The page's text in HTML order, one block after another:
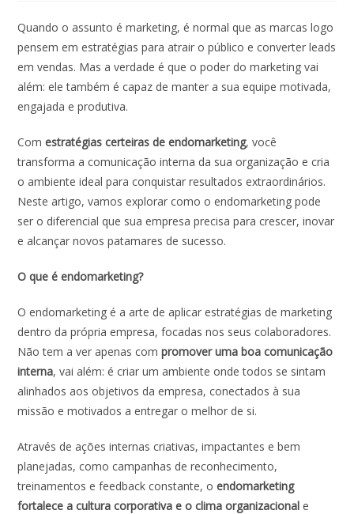
Quando o assunto é marketing, é normal que as marcas logo
pensem em estratégias para atrair o público e converter leads
em vendas. Mas a verdade é que o poder do marketing vai
além: ele também é capaz de manter a sua equipe motivada,
engajada e produtiva.
Comestratégias certeiras de endomarketing, você
transforma a comunicação interna da sua organização e cria
o ambiente ideal para conquistar resultados extraordinários.
Neste artigo, vamos explorar como o endomarketing pode
ser o diferencial que sua empresa precisa para crescer, inovar
e alcançar novos patamares de sucesso.
O que é endomarketing?
O endomarketing é a arte de aplicar estratégias de marketing
dentro da própria empresa, focadas nos seus colaboradores.
Não tem a ver apenas compromover uma boa comunicação
interna, vai além: é criar um ambiente onde todos se sintam
alinhados aos objetivos da empresa, conectados à sua
missão e motivados a entregar o melhor de si.
Através de ações internas criativas, impactantes e bem
planejadas, como campanhas de reconhecimento,
treinamentos e feedback constante, oendomarketing
fortalece a cultura corporativa e o clima organizacional e